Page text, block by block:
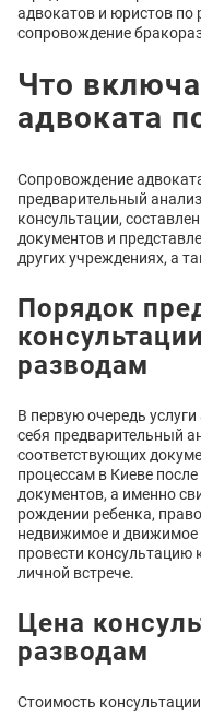
адвокатов и юристов по
сопровождение
Что
адвоката
Сопровождение
предварительный
консультации,
документов и
других учреждениях, а
Порядок
разводам
В первую очередь
себя предварительный
соответствующих
процессам в Киеве
документов, а именно
рождении ребенка,
недвижимое и движимое
провести консультацию
личной встрече.
Цена
разводам
Стоимость